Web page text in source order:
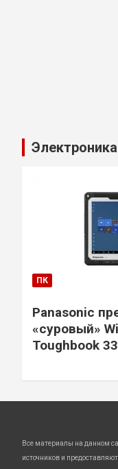
Электроника
ПК
Panasonic
«суровый»
Toughbook 33
Все материалы на данном
источников и